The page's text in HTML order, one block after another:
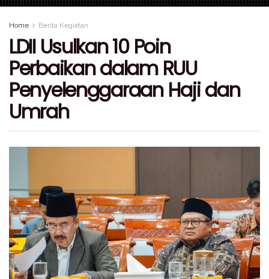
Home Berita Kegiatan
LDII Usulkan 10 Poin
Perbaikan dalam RUU
Penyelenggaraan Haji dan
Umrah